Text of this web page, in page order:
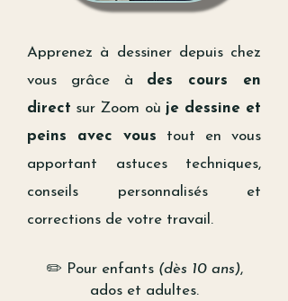
Apprenez à dessiner depuis chez
vous grâce à des cours en
direct sur Zoom où je dessine et
peins avec vous tout en vous
apportant astuces techniques,
conseils personnalisés et
corrections de votre travail.
✏️ Pour enfants (dès 10 ans),
adoset adultes.